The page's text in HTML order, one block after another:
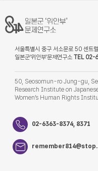
서울특별시 중구 서소문로 50 센트
일본군‘위안부’문제연구소 TEL 02-
50, Seosomun-ro Jung-gu,
Research Institute on
Women’s Human Rights
02-6363-8374, 8371